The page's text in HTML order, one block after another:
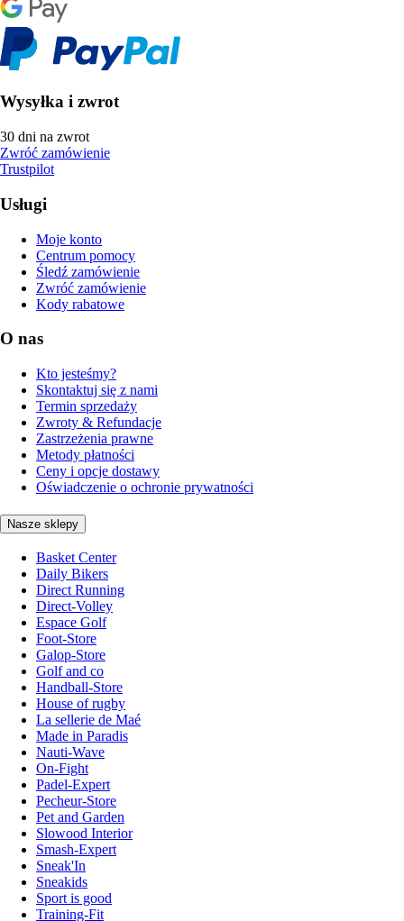
Wysyłka i zwrot
30 dni na zwrot
Zwróć zamówienie
Trustpilot
Usługi
Moje konto
Centrum pomocy
Śledź zamówienie
Zwróć zamówienie
Kody rabatowe
O nas
Kto jesteśmy?
Skontaktuj się z nami
Termin sprzedaży
Zwroty & Refundacje
Zastrzeżenia prawne
Metody płatności
Ceny i opcje dostawy
Oświadczenie o ochronie prywatności
Nasze sklepy
Basket Center
Daily Bikers
Direct Running
Direct-Volley
Espace Golf
Foot-Store
Galop-Store
Golf and co
Handball-Store
House of rugby
La sellerie de Maé
Made in Paradis
Nauti-Wave
On-Fight
Padel-Expert
Pecheur-Store
Pet and Garden
Slowood Interior
Smash-Expert
Sneak'In
Sneakids
Sport is good
Training-Fit